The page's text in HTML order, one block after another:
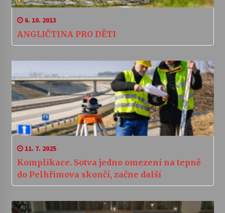
6. 10. 2013
ANGLIČTINA PRO DĚTI
11. 7. 2025
Komplikace. Sotva jedno omezení na tepně
do Pelhřimova skončí, začne další